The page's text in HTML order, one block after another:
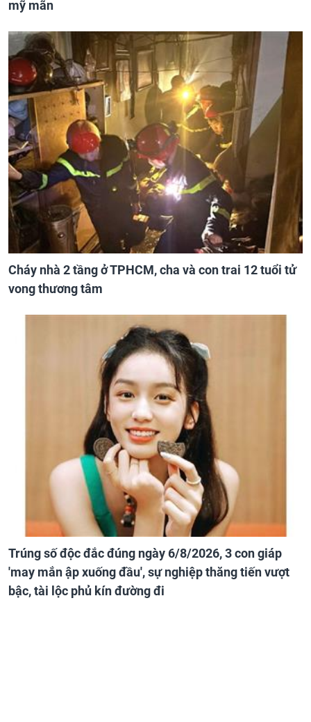
mỹ mãn
Cháy nhà 2 tầng ở TPHCM, cha và con trai 12 tuổi tử
vong thương tâm
Trúng số độc đắc đúng ngày 6/8/2026, 3 con giáp
'may mắn ập xuống đầu', sự nghiệp thăng tiến vượt
bậc, tài lộc phủ kín đường đi